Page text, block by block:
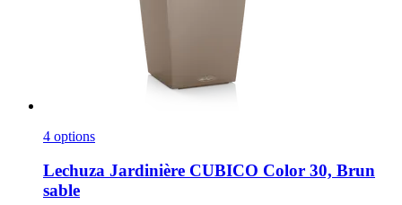
4 options
Lechuza Jardinière CUBICO Color 30, Brun
sable